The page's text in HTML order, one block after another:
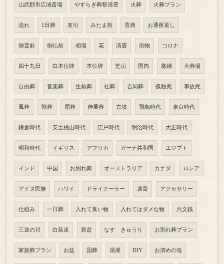
山武郡市広域斎場 やすらぎ葬祭清雲 火葬 火葬プラン
流れ 1日葬 友引 みたま苑 香典 お通夜返し
御霊前 御仏前 相場 花 清雲 供物 コロナ
四十九日 白木位牌 本位牌 芝山 国内 寡婦 火葬場
自由葬 音楽葬 生前葬 社葬 合同葬 孤独死 事故死
風葬 獣葬 屈葬 伸展葬 古墳 飛鳥時代 奈良時代
鎌倉時代 安土桃山時代 江戸時代 明治時代 大正時代
昭和時代 イギリス アフリカ ガーナ共和国 エジプト
インド 中国 お別れ葬 オーストラリア カナダ ロシア
アイヌ民族 ハワイ ドライクーラー 遺骨 アクセサリー
仕組み 一日葬 入れて良い物 入れてはダメな物 六文銭
三途の川 白装束 新盆 なす きゅうり お別れ葬プラン
家族葬プラン お盆 国葬 湯灌 DIY お清めの塩